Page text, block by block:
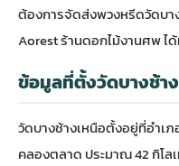
ต้องการจัดส่งพวงหรีดวัดบา
Aorest ร้านดอกไม้งานศพไ
ข้อมูลที่ตั้งวัดบางช้า
วัดบางช้างเหนือตั้งอยู่ที่อำเ
คลองตลาด ประมาณ 42 กิโล